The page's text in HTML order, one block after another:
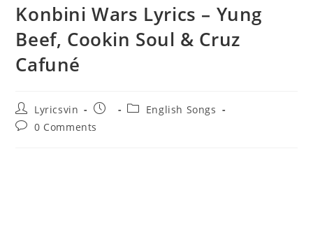
Konbini Wars Lyrics – Yung
Beef, Cookin Soul & Cruz
Cafuné
Post
author:
Lyricsvin
Post
PostEnglish Songs
Post0 Comments